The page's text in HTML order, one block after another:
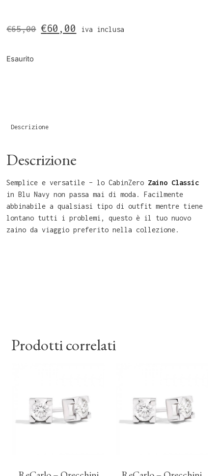
€65,00 €60,00 iva inclusa
Esaurito
Descrizione
Descrizione
Semplice e versatile – lo CabinZero Zaino Classic
in Blu Navy non passa mai di moda. Facilmente
abbinabile a qualsiasi tipo di outfit mentre tiene
lontano tutti i problemi, questo è il tuo nuovo
zaino da viaggio preferito nella collezione.
Prodotti correlati